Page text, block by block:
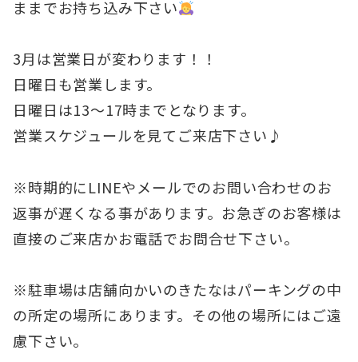
ままでお持ち込み下さい
3月は営業日が変わります！！
日曜日も営業します。
日曜日は13〜17時までとなります。
営業スケジュールを見てご来店下さい♪
※時期的にLINEやメールでのお問い合わせのお
返事が遅くなる事があります。お急ぎのお客様は
直接のご来店かお電話でお問合せ下さい。
※駐車場は店舗向かいのきたなはパーキングの中
の所定の場所にあります。その他の場所にはご遠
慮下さい。